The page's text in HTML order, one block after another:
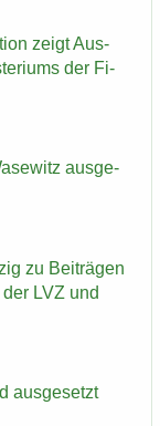
zeigt Aus­
der Fi­
aus­ge­
zu Bei­trä­gen
LVZ und
aus­ge­setzt